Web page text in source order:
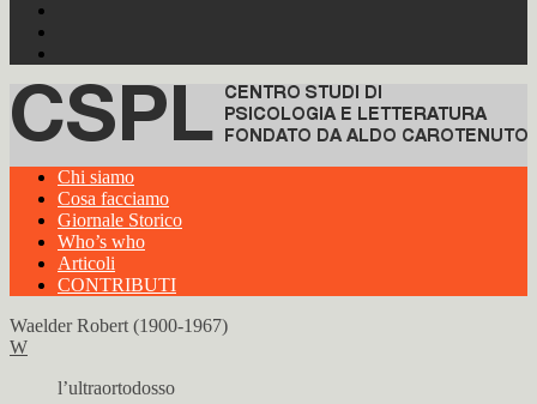
Chi siamo
Cosa facciamo
Giornale Storico
Who’s who
Articoli
CONTRIBUTI
Waelder Robert (1900-1967)
W
l’ultraortodosso